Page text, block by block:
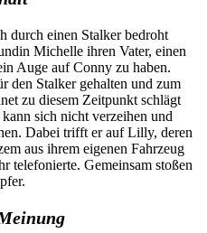
durch einen Stalker bedroht
Michelle ihren Vater, einen
Auge auf Conny zu haben.
den Stalker gehalten und zum
zu diesem Zeitpunkt schlägt
sich nicht verzeihen und
Dabei trifft er auf Lilly, deren
aus ihrem eigenen Fahrzeug
telefonierte. Gemeinsam stoßen